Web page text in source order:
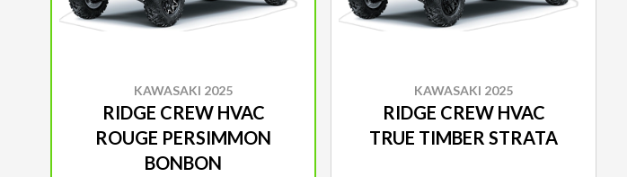
KAWASAKI 2025
RIDGE CREW HVAC
ROUGE PERSIMMON
BONBON
KAWASAKI 2025
RIDGE CREW HVAC
TRUE TIMBER STRATA